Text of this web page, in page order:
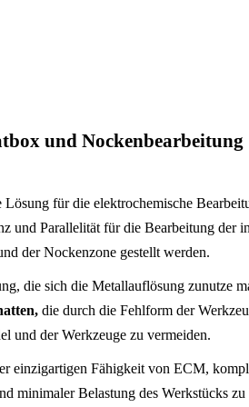
und Nockenbearbeitung
für die elektrochemische
und Parallelität für die Bearbeitung der
der Nockenzone gestellt werden.
die sich die Metallauflösung zunutze
die durch die Fehlform der
und der Werkzeuge zu vermeiden.
einzigartigen Fähigkeit von ECM,
minimaler Belastung des Werkstücks zu